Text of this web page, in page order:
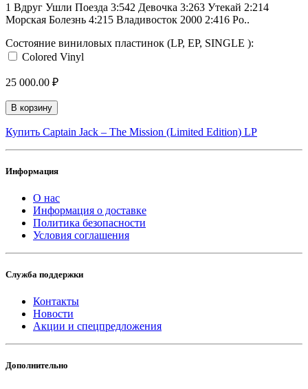
1 Вдруг Ушли Поезда 3:542 Девочка 3:263 Утекай 2:214
Морская Болезнь 4:215 Владивосток 2000 2:416 Ро..
Состояние виниловых пластинок (LP, EP, SINGLE ):
Colored Vinyl
25 000.00 ₽
В корзину
Купить Captain Jack – The Mission (Limited Edition) LP
Информация
О нас
Информация о доставке
Политика безопасности
Условия соглашения
Служба поддержки
Контакты
Новости
Акции и спецпредложения
Дополнительно